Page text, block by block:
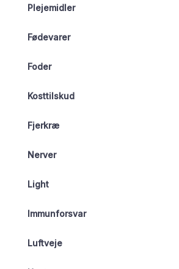
Plejemidler
Fødevarer
Foder
Kosttilskud
Fjerkræ
Nerver
Light
Immunforsvar
Luftveje